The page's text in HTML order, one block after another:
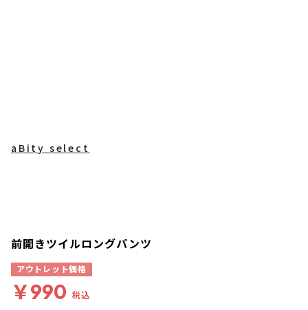
aBity select
前開きツイルロングパンツ
アウトレット価格
￥990 税込